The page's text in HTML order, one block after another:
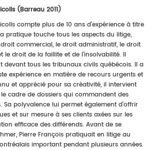
(Barreau 2011)
compte plus de 10 ans d’expérience à titre
pratique touche tous les aspects du litige,
commercial, le droit administratif, le droit
le droit de la faillite et de l’insolvabilité. Il
devant tous les tribunaux civils québécois. Il a
expérience en matière de recours urgents et
et apprécié pour sa créativité, il intervient
cadre de dossiers qui commandent des
Sa polyvalence lui permet également d’offrir
et sur mesure à ses clients axées sur les
efficace des différends. Avant de se
Pierre François pratiquait en litige au
important pendant plusieurs années.